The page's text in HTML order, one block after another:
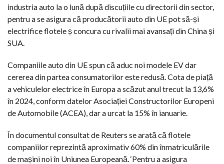
industria auto la o lună după discuțiile cu directorii din sector,
pentru a se asigura că producătorii auto din UE pot să-și
electrifice flotele ș concura cu rivalii mai avansați din China și
SUA.
Companiile auto din UE spun că aduc noi modele EV dar
cererea din partea consumatorilor este redusă. Cota de piață
a vehiculelor electrice în Europa a scăzut anul trecut la 13,6%
în 2024, conform datelor Asociației Constructorilor Europeni
de Automobile (ACEA), dar a urcat la 15% în ianuarie.
În documentul consultat de Reuters se arată că flotele
companiilor reprezintă aproximativ 60% din înmatriculările
de mașini noi în Uniunea Europeană. ‘Pentru a asigura